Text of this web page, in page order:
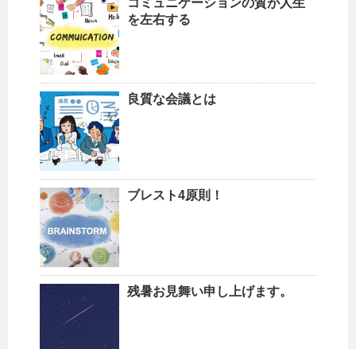
コミュニケーションの質が人生
を左右する
良質な会議とは
ブレスト4原則！
残暑お見舞い申し上げます。